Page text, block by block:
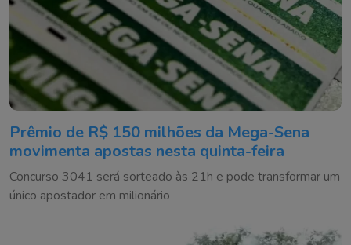
Prêmio de R$ 150 milhões da Mega-Sena
movimenta apostas nesta quinta-feira
Concurso 3041 será sorteado às 21h e pode transformar um
único apostador em milionário